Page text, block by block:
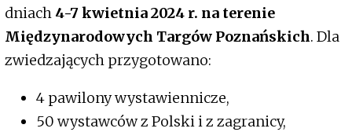
dniach 4-7 kwietnia 2024 r. na terenie
Międzynarodowych Targów Poznańskich. Dla
zwiedzających przygotowano:
4 pawilony wystawiennicze,
50 wystawców z Polski i z zagranicy,